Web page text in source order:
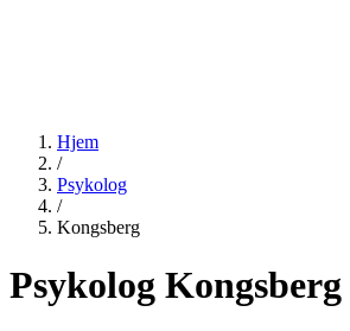
Hjem
/
Psykolog
/
Kongsberg
Psykolog Kongsberg